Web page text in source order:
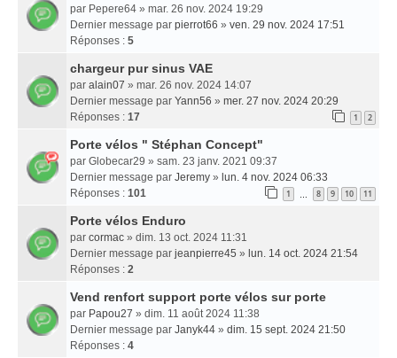
par Pepere64 » mar. 26 nov. 2024 19:29
Dernier message par pierrot66 » ven. 29 nov. 2024 17:51
Réponses : 5
chargeur pur sinus VAE
par alain07 » mar. 26 nov. 2024 14:07
Dernier message par Yann56 » mer. 27 nov. 2024 20:29
Réponses : 17 1 2
Porte vélos " Stéphan Concept"
par Globecar29 » sam. 23 janv. 2021 09:37
Dernier message par Jeremy » lun. 4 nov. 2024 06:33
Réponses : 101 1 8 9 10 11
Porte vélos Enduro
par cormac » dim. 13 oct. 2024 11:31
Dernier message par jeanpierre45 » lun. 14 oct. 2024 21:54
Réponses : 2
Vend renfort support porte vélos sur porte
par Papou27 » dim. 11 août 2024 11:38
Dernier message par Janyk44 » dim. 15 sept. 2024 21:50
Réponses : 4